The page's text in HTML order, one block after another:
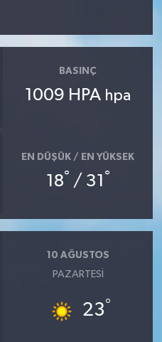
BASINÇ
1009 HPA hpa
EN DÜŞÜK / EN YÜKSEK
18° / 31 °
10 AĞUSTOS
PAZARTESI
23°